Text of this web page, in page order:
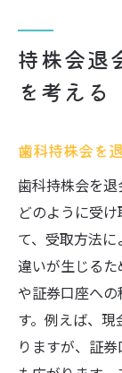
持株会退
を考える
歯科持株会を
歯科持株会を
どのように受
て、受取方法
違いが生じる
や証券口座へ
す。例えば、
りますが、証